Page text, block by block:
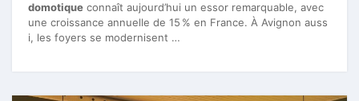
domotique connaît aujourd’hui un essor remarquable, avec
une croissance annuelle de 15 % en France. À Avignon auss
i, les foyers se modernisent …